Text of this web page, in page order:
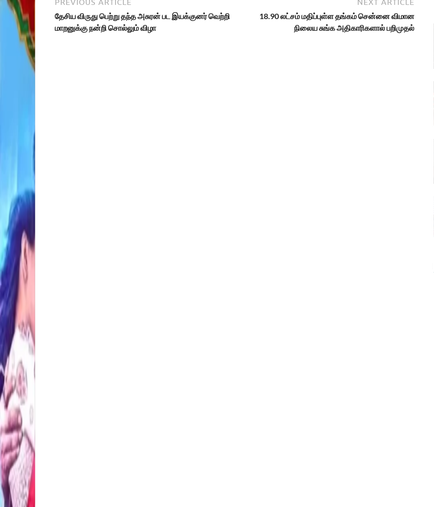
PREVIOUS ARTICLE
தேசிய விருது பெற்று தந்த அசுரன் பட இயக்குனர் வெற்றி
மாறனுக்கு நன்றி சொல்லும் விழா
NEXT ARTICLE
18.90 லட்சம் மதிப்புள்ள தங்கம் சென்னை விமான
நிலைய சுங்க அதிகாரிகளால் பறிமுதல்